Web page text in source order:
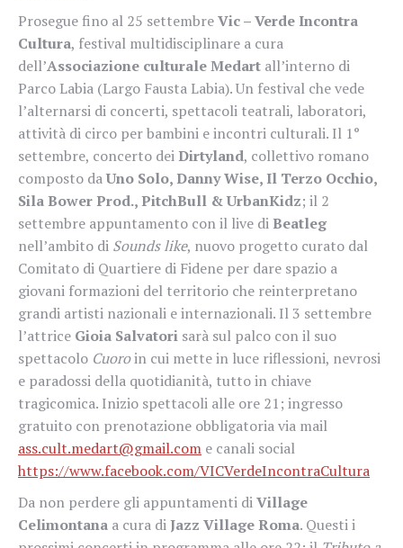
Prosegue fino al 25 settembreVic – Verde Incontra
Cultura, festival multidisciplinare a cura
dell’Associazione culturale Medart all’interno di
Parco Labia (Largo Fausta Labia). Un festival che vede
l’alternarsi di concerti, spettacoli teatrali, laboratori,
attività di circo per bambini e incontri culturali. Il 1°
settembre, concerto deiDirtyland, collettivo romano
composto daUno Solo, Danny Wise, Il Terzo Occhio,
Sila Bower Prod., PitchBull & UrbanKidz; il 2
settembre appuntamento con il live diBeatleg
nell’ambito di Sounds like, nuovo progetto curato dal
Comitato di Quartiere di Fidene per dare spazio a
giovani formazioni del territorio che reinterpretano
grandi artisti nazionali e internazionali. Il 3 settembre
l’attrice Gioia Salvatori sarà sul palco con il suo
spettacolo Cuoroin cui mette in luce riflessioni, nevrosi
e paradossi della quotidianità, tutto in chiave
tragicomica. Inizio spettacoli alle ore 21; ingresso
gratuito con prenotazione obbligatoria via mail
ass.cult.medart@gmail.com e canali social
https://www.facebook.com/VICVerdeIncontraCultura
Da non perdere gli appuntamenti diVillage
Celimontana a cura diJazz Village Roma. Questi i